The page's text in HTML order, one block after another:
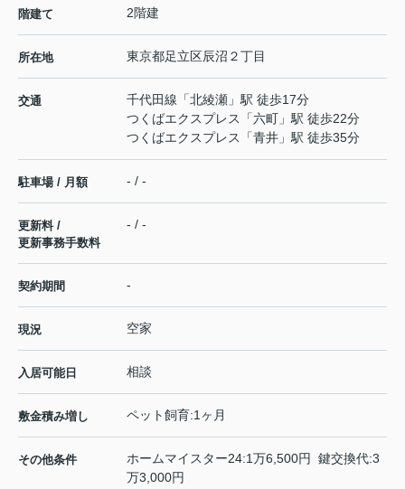
階建て 2階建
所在地 東京都足立区辰沼 ２丁目
交通 千代田線 「北綾瀬 」駅 徒歩17分
つくばエクスプレス
「六町 」駅 徒歩22分
つくばエクスプレス
「青井 」駅 徒歩35分
駐車場 / 月額 - / -
更新料 /
更新事務手数料
- / -
契約期間 -
現況 空家
入居可能日 相談
敷金積み増し ペット飼育:1ヶ月
その他条件
ホームマイスター24:1万6,500円 鍵交換代:3
万3,000円